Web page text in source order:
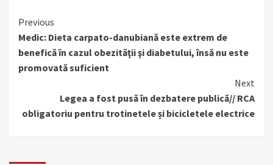
Continue
Reading
Previous
Medic: Dieta carpato-danubiană este extrem de
benefică în cazul obezităţii şi diabetului, însă nu este
promovată suficient
Next
Legea a fost pusă în dezbatere publică// RCA
obligatoriu pentru trotinetele și bicicletele electrice